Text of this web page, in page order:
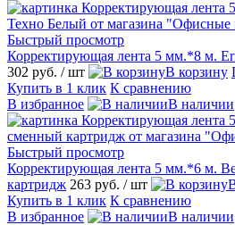
Быстрый просмотр
Корректирующая лента 5 мм.*8 м.
302 руб. / шт В корзину
Купить в 1 клик К сравнению
В избранное
В наличии
Быстрый просмотр
Корректирующая лента 5 мм.*6 м.
картридж 263 руб. / шт
Купить в 1 клик К сравнению
В избранное
В наличии